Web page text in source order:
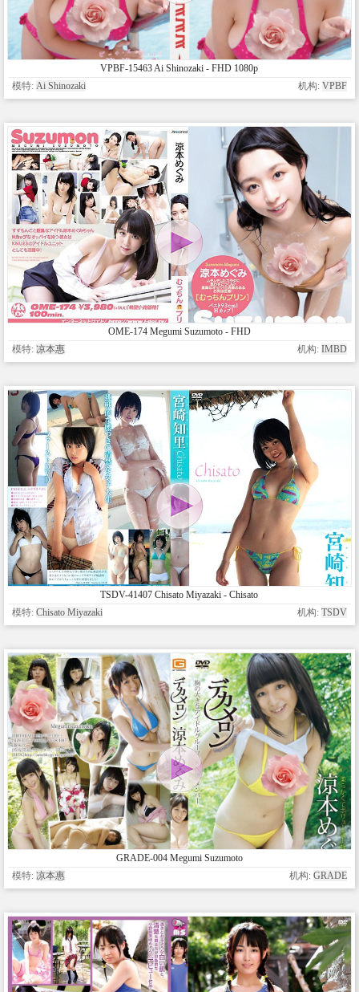
VPBF-15463 Ai Shinozaki - FHD 1080p
模特: Ai Shinozaki 机构: VPBF
OME-174 Megumi Suzumoto - FHD
模特: 凉本惠 机构: IMBD
TSDV-41407 Chisato Miyazaki - Chisato
模特: Chisato Miyazaki 机构: TSDV
GRADE-004 Megumi Suzumoto
模特: 凉本惠 机构: GRADE